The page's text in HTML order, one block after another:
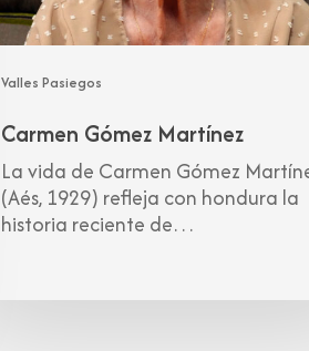
Valles Pasiegos
Carmen Gómez Martínez
La vida de Carmen Gómez
(Aés, 1929) refleja con hondura la
historia reciente de…